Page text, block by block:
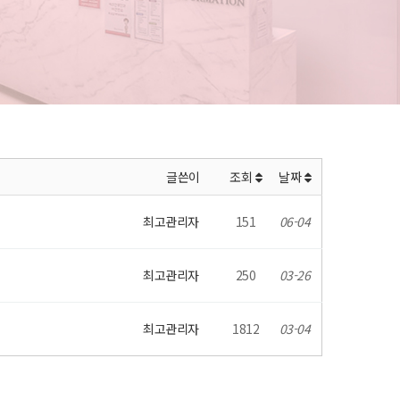
글쓴이 조회 날짜
최고관리자 151 06-04
최고관리자 250 03-26
최고관리자 1812 03-04